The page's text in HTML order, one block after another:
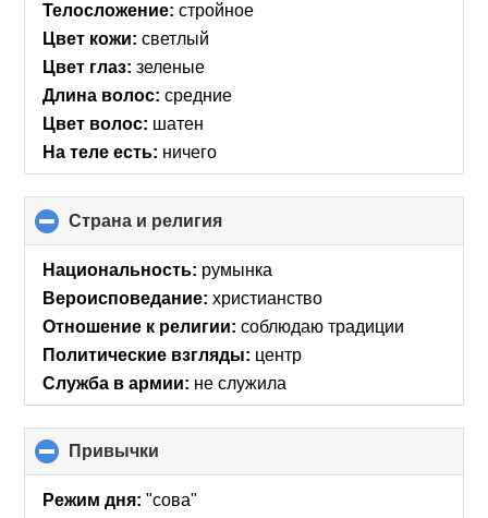
Телосложение: стройное
Цвет кожи: светлый
Цвет глаз: зеленые
Длина волос: средние
Цвет волос: шатен
На теле есть: ничего
Страна и религия
to
collapse
Национальность: румынка
Вероисповедание: христианство
Отношение к религии: соблюдаю традиции
Политические взгляды: центр
Служба в армии: не служила
Привычки
to
collapse
Режим дня: "сова"